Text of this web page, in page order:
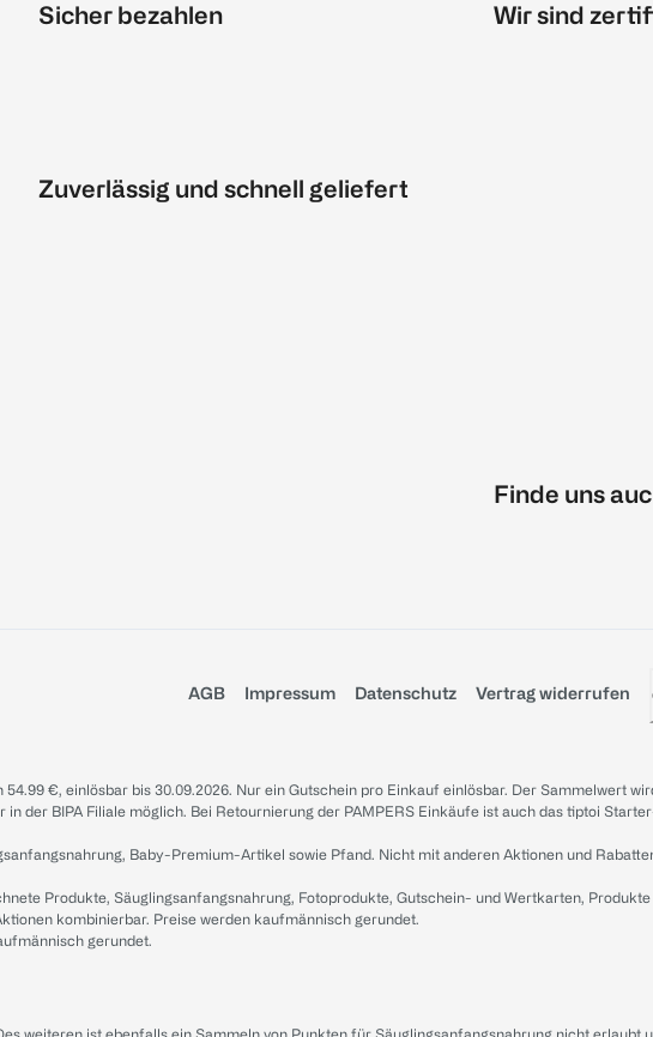
Sicher bezahlen
Zuverlässig und schnell geliefert
Wir sind
Finde uns
AGB Impressum Datenschutz Vertrag widerrufen
€, einlösbar bis 30.09.2026. Nur ein Gutschein pro Einkauf einlösbar. Der Sammelwert
der BIPA Filiale möglich. Bei Retournierung der PAMPERS Einkäufe ist auch das tiptoi
Baby-Premium-Artikel sowie Pfand. Nicht mit anderen Aktionen und
Produkte, Säuglingsanfangsnahrung, Fotoprodukte, Gutschein- und Wertkarten,
kombinierbar. Preise werden kaufmännisch gerundet.
gerundet.
weiteren ist ebenfalls ein Sammeln von Punkten für Säuglingsanfangsnahrung nicht erlaubt